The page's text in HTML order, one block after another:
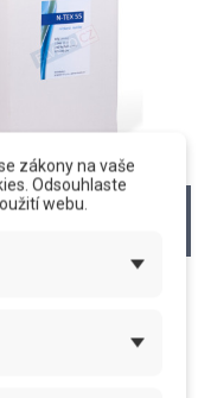
55, 42x40cm,
zákony na vaše
Odsouhlaste
webu.